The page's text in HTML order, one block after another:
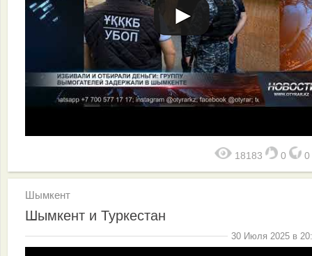
18183 0 0
Шымкент
Шымкент и Туркестан
30 Июля 2025 в